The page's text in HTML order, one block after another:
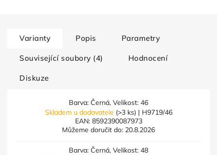
Varianty Popis Parametry
Související soubory (4) Hodnocení
Diskuze
Barva: Černá, Velikost: 46
Skladem u dodavatele (>3 ks) | H9719/46
EAN: 8592390087973
Můžeme doručit do: 20.8.2026
Barva: Černá, Velikost: 48